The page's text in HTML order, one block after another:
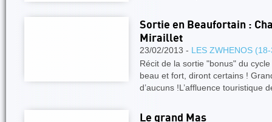
Sortie en Beaufortain :
Miraillet
23/02/2013 - LES ZWHENOS
Récit de la sortie "bonus" du
beau et fort, diront certains !
d’aucuns !L’affluence touristique
Le grand Mas